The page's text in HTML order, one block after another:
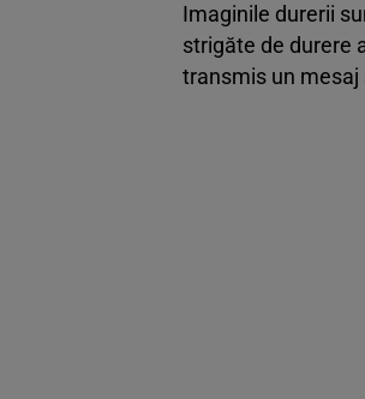
Imaginile durerii
strigăte de durere
transmis un mesaj